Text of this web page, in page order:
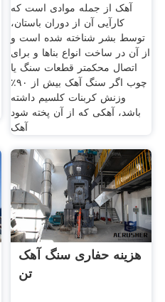
آهک از جمله موادی است که
کارآیی آن از دوران باستان،
توسط بشر شناخته شده است و
از آن در ساخت انواع بناها و برای
اتصال محکمتر قطعات سنگ یا
چوب اگر سنگ آهک بیش از ۹۰٪
وزنش کربنات کلسیم داشته
باشد، آهکی که از آن پخته شود
آهک
هزینه حفاری سنگ آهک
تن